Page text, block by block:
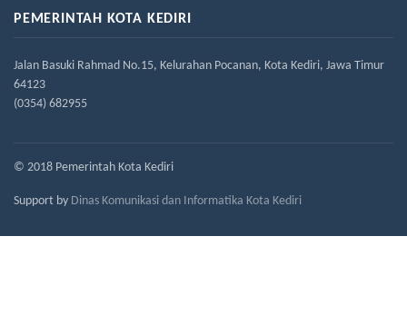
PEMERINTAH KOTA KEDIRI
Jalan Basuki Rahmad No.15, Kelurahan Pocanan, Kota Kediri, Jawa Timur
64123
(0354) 682955
© 2018 Pemerintah Kota Kediri
Support by Dinas Komunikasi dan Informatika Kota Kediri